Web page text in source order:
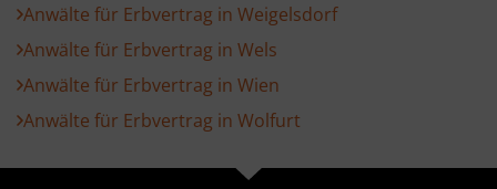
Anwälte für Erbvertrag in Weigelsdorf
Anwälte für Erbvertrag in Wels
Anwälte für Erbvertrag in Wien
Anwälte für Erbvertrag in Wolfurt